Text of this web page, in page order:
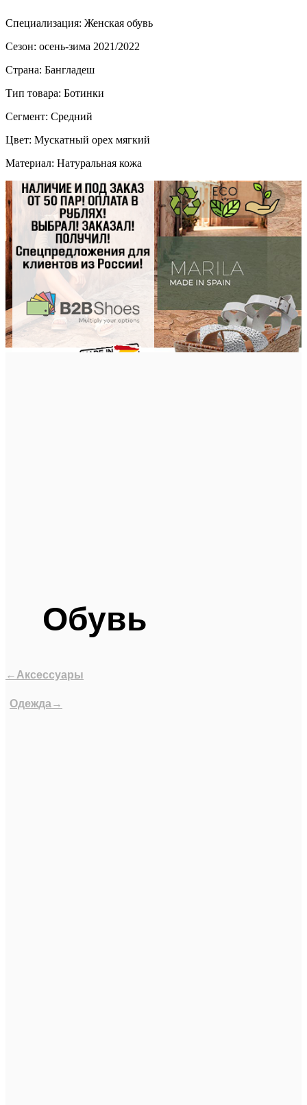
Специализация: Женская обувь
Сезон: осень-зима 2021/2022
Страна: Бангладеш
Тип товара: Ботинки
Сегмент: Средний
Цвет: Мускатный орех мягкий
Материал: Натуральная кожа
Обувь
←Аксессуары
Одежда→